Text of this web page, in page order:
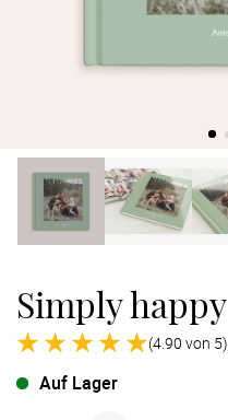
Simply happy
(4.90 von 5)
Auf Lager